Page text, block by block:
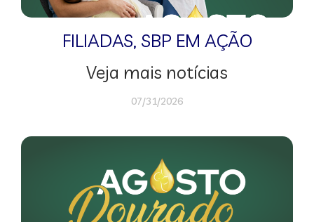
FILIADAS, SBP EM AÇÃO
Veja mais notícias
07/31/2026